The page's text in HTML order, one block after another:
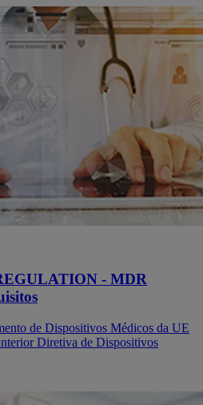
- MDR
de Dispositivos Médicos da UE
Diretiva de Dispositivos